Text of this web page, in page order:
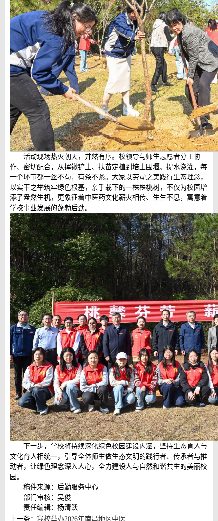
活动现场热火朝天，井然有序。校领导与师生志愿者分工协
作、密切配合，从挥锹铲土、扶苗定植到培土围堰、提水浇灌，每
一个环节都一丝不苟，有条不紊。大家以劳动之美践行生态理念，
以实干之举筑牢绿色根基，亲手栽下的一株株桃树，不仅为校园增
添了盎然生机，更象征着中医药文化薪火相传、生生不息，寓意着
学校事业发展的蓬勃后劲。
下一步，学校将持续深化绿色校园建设内涵，坚持生态育人与
文化育人相统一，引导全体师生做生态文明的践行者、传承者与推
动者，让绿色理念深入人心，全力建设人与自然和谐共生的美丽校
园。
稿件来源：后勤服务中心
部门审核：吴俊
责任编辑：杨清跃
上一条： 我校举办2026年南昌地区中医...